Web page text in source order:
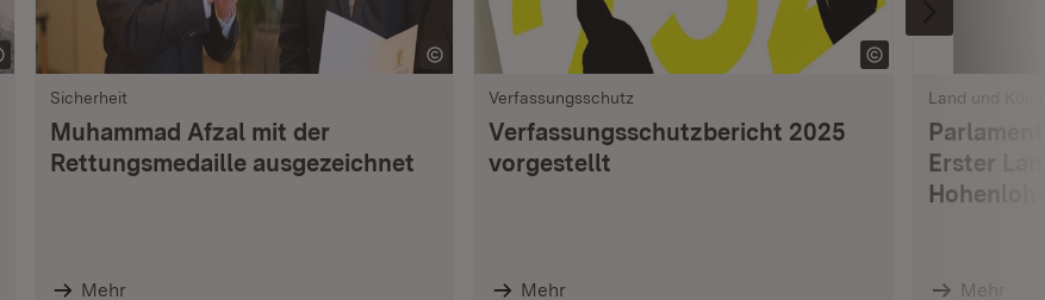
Sicherheit
Muhammad Afzal mit der
Rettungsmedaille ausgezeichnet
Mehr
Verfassungsschutz
Verfassungsschutzbericht 2025
vorgestellt
Mehr
Land und
Erster
Mehr